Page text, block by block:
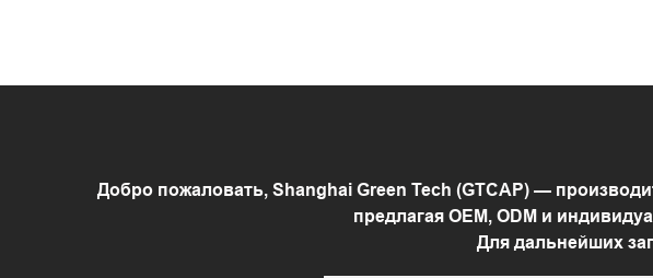
Добро пожаловать, Shanghai Green Tech (GTCAP) —
предлагая OEM, ODM и
Для дальнейших